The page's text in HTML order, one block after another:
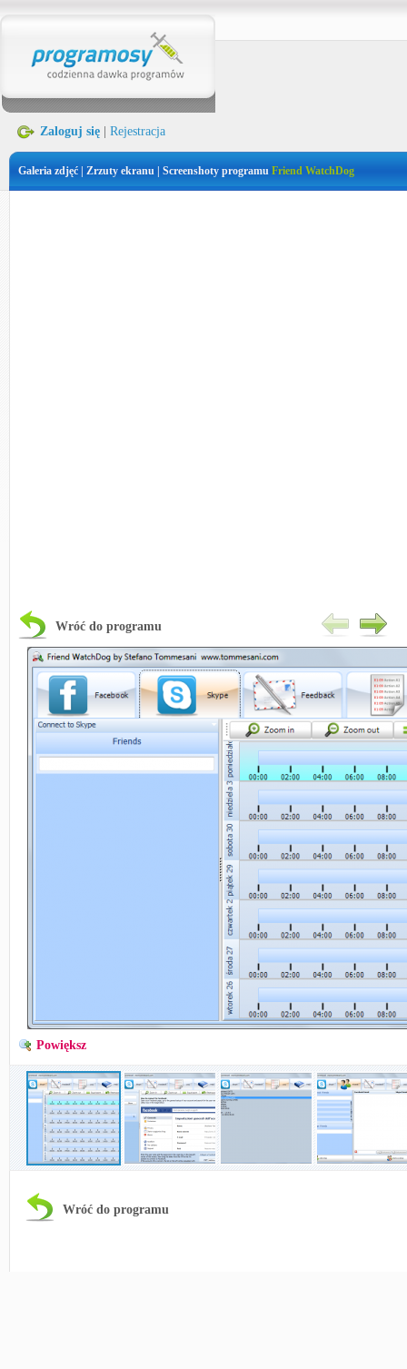
Zaloguj się Rejestracja
Galeria zdjęć | Zrzuty ekranu | Screenshoty programu Friend WatchDog
Wróć do programu
Powiększ
Wróć do programu